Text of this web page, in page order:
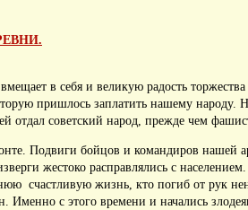
в себя и великую радость
пришлось заплатить нашему народу.
отдал советский народ, прежде чем
Подвиги бойцов и командиров
жестоко расправлялись с
счастливую жизнь, кто погиб от рук
Именно с этого времени и начались